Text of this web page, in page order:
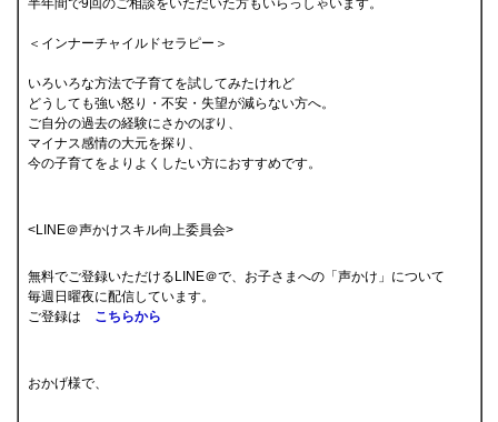
半年間で9回のご相談をいただいた方もいらっしゃいます。
＜インナーチャイルドセラピー＞
いろいろな方法で子育てを試してみたけれど
どうしても強い怒り・不安・失望が減らない方へ。
ご自分の過去の経験にさかのぼり、
マイナス感情の大元を探り、
今の子育てをよりよくしたい方におすすめです。
<LINE＠声かけスキル向上委員会>
無料でご登録いただけるLINE＠で、お子さまへの「声かけ」について
毎週日曜夜に配信しています。
ご登録は こちらから
おかげ様で、